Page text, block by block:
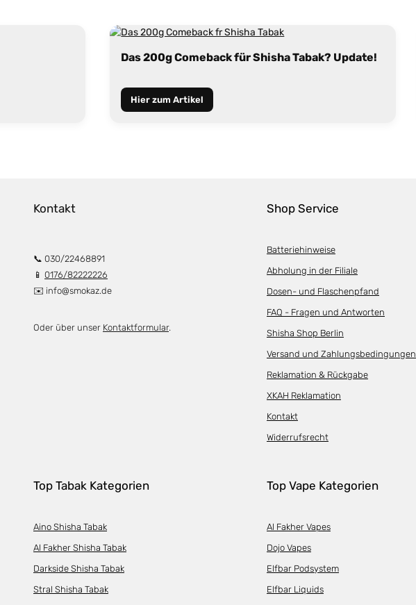
Das 200g Comeback für Shisha Tabak? Update!
Hier zum Artikel
Kontakt
📞 030/22468891
📱 0176/82222226
✉️ info@smokaz.de
Oder über unser Kontaktformular.
Shop Service
Batteriehinweise
Abholung in der Filiale
Dosen- und Flaschenpfand
FAQ - Fragen und Antworten
Shisha Shop Berlin
Versand und Zahlungsbedingungen
Reklamation & Rückgabe
XKAH Reklamation
Kontakt
Widerrufsrecht
Top Tabak Kategorien
Aino Shisha Tabak
Al Fakher Shisha Tabak
Darkside Shisha Tabak
Stral Shisha Tabak
Top Vape Kategorien
Al Fakher Vapes
Dojo Vapes
Elfbar Podsystem
Elfbar Liquids